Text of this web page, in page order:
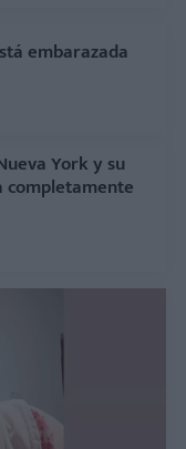
embarazada
York y su
completamente